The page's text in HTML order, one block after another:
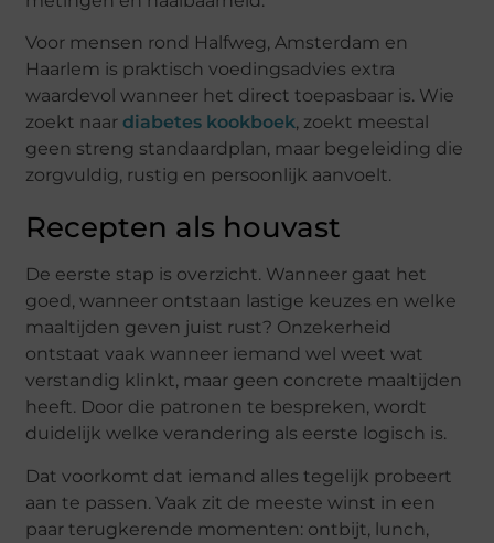
Voor mensen rond Halfweg, Amsterdam en
Haarlem is praktisch voedingsadvies extra
waardevol wanneer het direct toepasbaar is. Wie
zoekt naar diabetes kookboek, zoekt meestal
geen streng standaardplan, maar begeleiding die
zorgvuldig, rustig en persoonlijk aanvoelt.
Recepten als houvast
De eerste stap is overzicht. Wanneer gaat het
goed, wanneer ontstaan lastige keuzes en welke
maaltijden geven juist rust? Onzekerheid
ontstaat vaak wanneer iemand wel weet wat
verstandig klinkt, maar geen concrete maaltijden
heeft. Door die patronen te bespreken, wordt
duidelijk welke verandering als eerste logisch is.
Dat voorkomt dat iemand alles tegelijk probeert
aan te passen. Vaak zit de meeste winst in een
paar terugkerende momenten: ontbijt, lunch,